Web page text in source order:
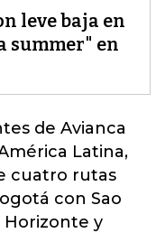
leve baja en
summer" en
de Avianca
Latina,
cuatro rutas
con Sao
Horizonte y